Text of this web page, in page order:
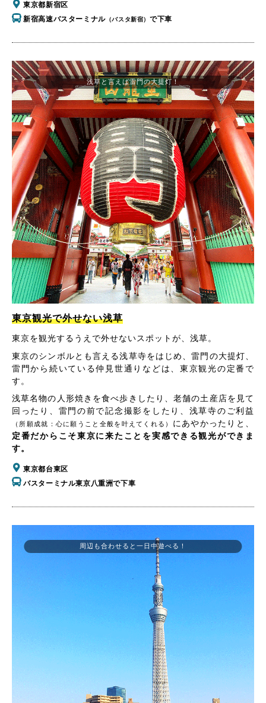
東京都新宿区
新宿高速バスターミナル（バスタ新宿） で下車
東京観光で外せない浅草
東京を観光するうえで外せないスポットが、浅草。
東京のシンボルとも言える浅草寺をはじめ、雷門の大提灯、
雷門から続いている仲見世通りなどは、東京観光の定番で
す。
浅草名物の人形焼きを食べ歩きしたり、老舗の土産店を見て
回ったり、雷門の前で記念撮影をしたり、浅草寺のご利益
（所願成就：心に願うこと全般を叶えてくれる）
にあやかったりと、
定番だからこそ東京に来たことを実感できる観光ができま
す。
東京都台東区
バスターミナル東京八重洲で下車
浅草と言えば雷門の大提灯！
周辺も合わせると一日中遊べる！